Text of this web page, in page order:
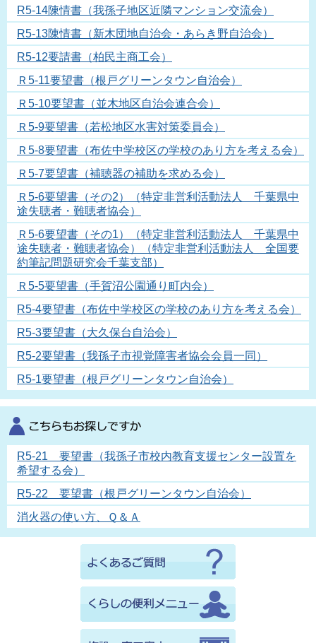
R5-14陳情書（我孫子地区近隣マンション交流会）
R5-13陳情書（新木団地自治会・あらき野自治会）
R5-12要請書（柏民主商工会）
Ｒ5-11要望書（根戸グリーンタウン自治会）
Ｒ5-10要望書（並木地区自治会連合会）
Ｒ5-9要望書（若松地区水害対策委員会）
Ｒ5-8要望書（布佐中学校区の学校のあり方を考える会）
Ｒ5-7要望書（補聴器の補助を求める会）
Ｒ5-6要望書（その2）（特定非営利活動法人 千葉県中
途失聴者・難聴者協会）
Ｒ5-6要望書（その1）（特定非営利活動法人 千葉県中
途失聴者・難聴者協会）（特定非営利活動法人 全国要
約筆記問題研究会千葉支部）
Ｒ5-5要望書（手賀沼公園通り町内会）
R5-4要望書（布佐中学校区の学校のあり方を考える会）
R5-3要望書（大久保台自治会）
R5-2要望書（我孫子市視覚障害者協会会員一同）
R5-1要望書（根戸グリーンタウン自治会）
R5-21 要望書（我孫子市校内教育支援センター設置を
希望する会）
R5-22 要望書（根戸グリーンタウン自治会）
消火器の使い方、Ｑ＆Ａ